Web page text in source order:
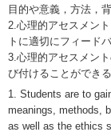
目的や意義，方法，
2.心理的アセスメン
トに適切にフィード
3.心理的アセスメン
び付けることができる
1. Students are to
meanings, methods,
as well as the ethics